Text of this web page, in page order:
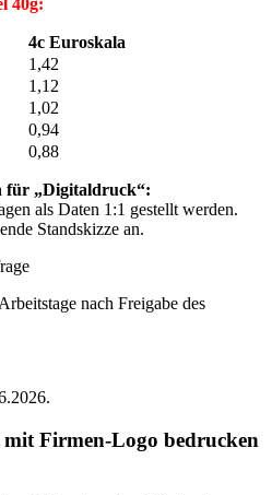
40g:
4c Euroskala
1,42
1,12
1,02
0,94
0,88
für „Digitaldruck“:
als Daten 1:1 gestellt werden.
Standskizze an.
nach Freigabe des
Firmen-Logo bedrucken